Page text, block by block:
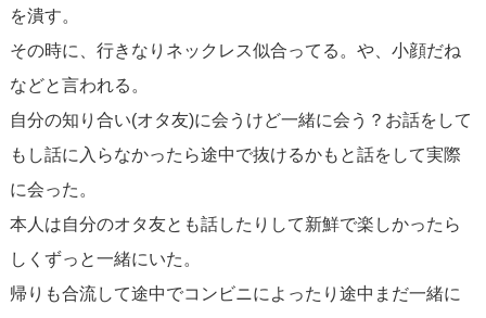
を潰す。
その時に、行きなりネックレス似合ってる。や、小顔だね
などと言われる。
自分の知り合い(オタ友)に会うけど一緒に会う？お話をして
もし話に入らなかったら途中で抜けるかもと話をして実際
に会った。
本人は自分のオタ友とも話したりして新鮮で楽しかったら
しくずっと一緒にいた。
帰りも合流して途中でコンビニによったり途中まだ一緒に